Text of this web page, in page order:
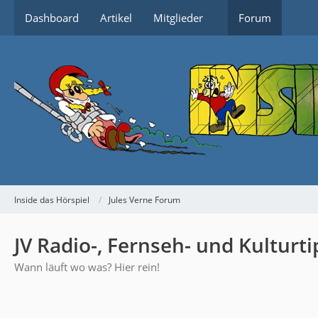
Dashboard Artikel Mitglieder Forum
Inside das Hörspiel Jules Verne Forum
JV Radio-, Fernseh- und
Wann läuft wo was? Hier rein!